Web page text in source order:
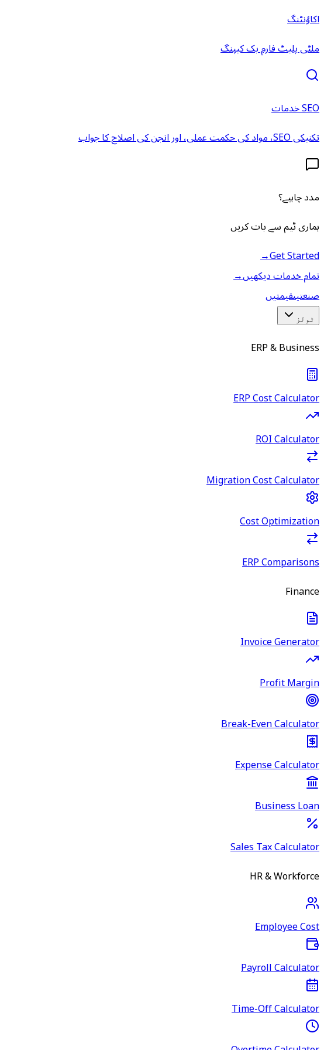
اکاؤنٹنگ
ملٹی پلیٹ فارم بک کیپنگ
SEO خدمات
تکنیکی SEO، مواد کی حکمت عملی، اور انجن کی اصلاح کا جواب
مدد چاہیے؟
ہماری ٹیم سے بات کریں
Get Started
→
تمام خدمات دیکھیں→
صنعتیںقیمتیں
ٹولز
ERP & Business
ERP Cost Calculator
ROI Calculator
Migration Cost Calculator
Cost Optimization
ERP Comparisons
Finance
Invoice Generator
Profit Margin
Break-Even Calculator
Expense Calculator
Business Loan
Sales Tax Calculator
HR & Workforce
Employee Cost
Payroll Calculator
Time-Off Calculator